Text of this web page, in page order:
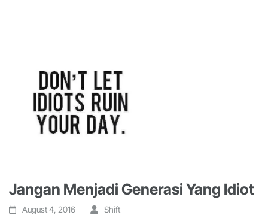
Jangan Menjadi Generasi Yang Idiot
August 4, 2016 Shift